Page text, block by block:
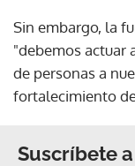
Sin embargo, la
"debemos actuar
de personas a
fortalecimiento
Suscríbete